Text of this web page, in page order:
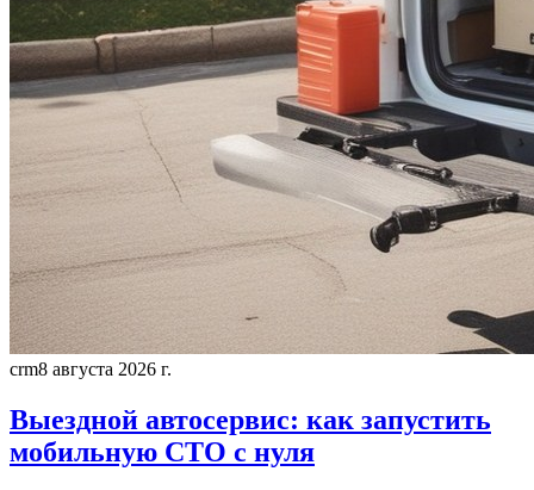
crm8 августа 2026 г.
Выездной автосервис: как запустить
мобильную СТО с нуля